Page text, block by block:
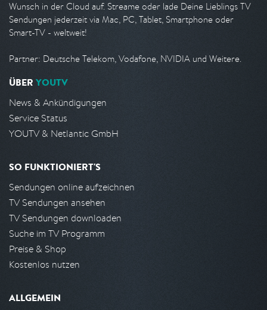
Wunsch in der Cloud auf. Streame oder lade Deine Lieblings TV
Sendungen jederzeit via Mac, PC, Tablet, Smartphone oder
Smart-TV - weltweit!
Partner: Deutsche Telekom, Vodafone, NVIDIA und Weitere.
ÜBER YOUTV
News & Ankündigungen
Service Status
YOUTV & Netlantic GmbH
SO FUNKTIONIERT'S
Sendungen online aufzeichnen
TV Sendungen ansehen
TV Sendungen downloaden
Suche im TV Programm
Preise & Shop
Kostenlos nutzen
ALLGEMEIN